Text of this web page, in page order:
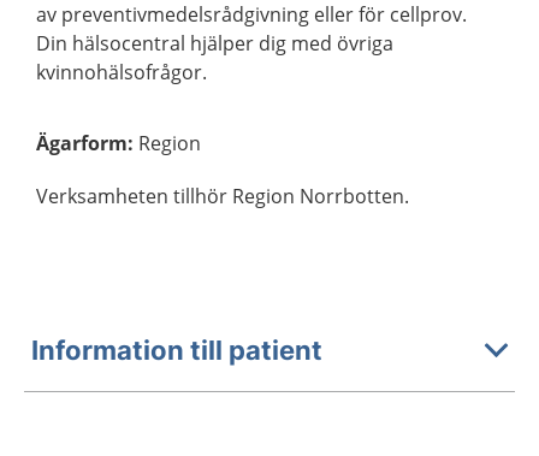
av preventivmedelsrådgivning eller för cellprov.
Din hälsocentral hjälper dig med övriga
kvinnohälsofrågor.
Ägarform: Region
Verksamheten tillhör Region Norrbotten.
Information till patient